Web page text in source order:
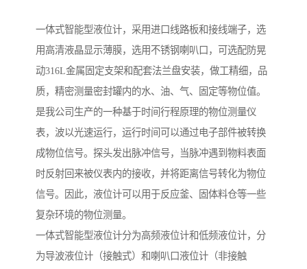
一体式智能型液位计，采用进口线路板和接线端子，选
用高清液晶显示薄膜，选用不锈钢喇叭口，可选配防晃
动316L金属固定支架和配套法兰盘安装，做工精细，品
质，精密测量密封罐内的水、油、气、固定等物位值。
是我公司生产的一种基于时间行程原理的物位测量仪
表，波以光速运行，运行时间可以通过电子部件被转换
成物位信号。探头发出脉冲信号，当脉冲遇到物料表面
时反射回来被仪表内的接收，并将距离信号转化为物位
信号。因此，液位计可以用于反应釜、固体料仓等一些
复杂环境的物位测量。
一体式智能型液位计分为高频液位计和低频液位计，分
为导波液位计（接触式）和喇叭口液位计（非接触